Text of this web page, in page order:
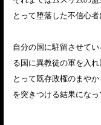
とって堕落した不信心
自分の国に駐留させて
る国に異教徒の軍を入
とって既存政権のまや
を突きつける結果になっ